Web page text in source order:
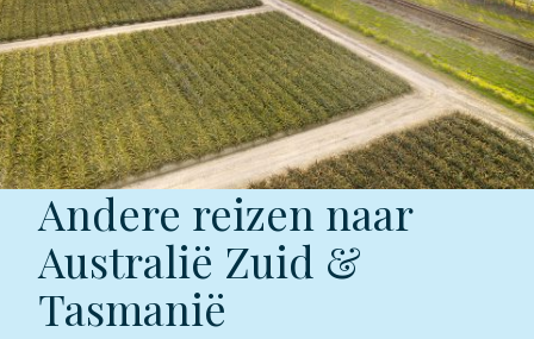
Andere reizen naar
Australië Zuid &
Tasmanië